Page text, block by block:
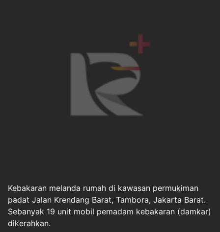
Kebakaran melanda rumah di kawasan permukiman
padat Jalan Krendang Barat, Tambora, Jakarta Barat.
Sebanyak 19 unit mobil pemadam kebakaran (damkar)
dikerahkan.